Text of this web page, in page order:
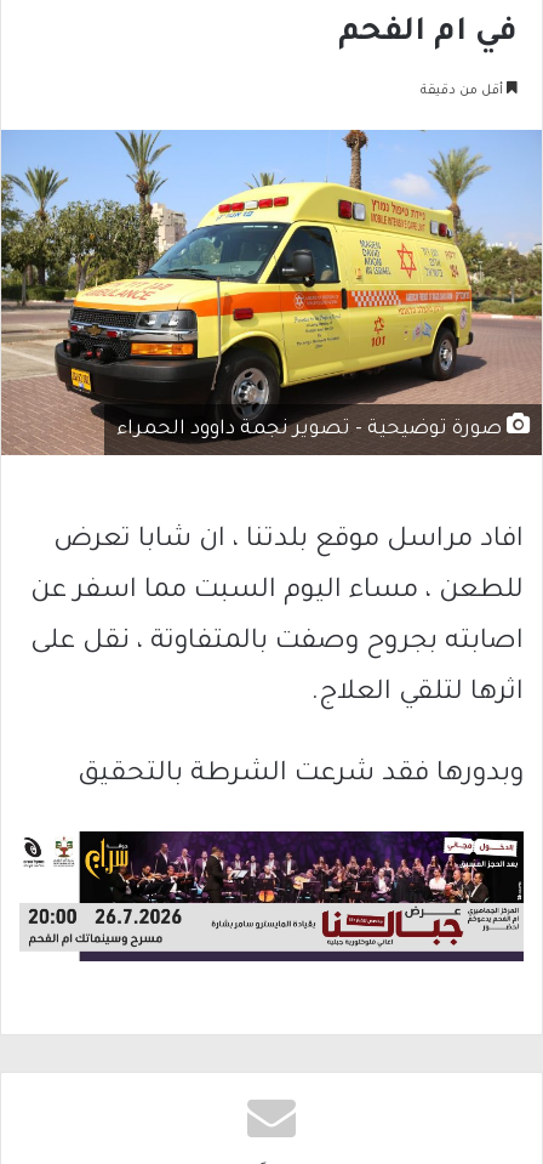
في ام الفحم
أقل من دقيقة
صورة توضيحية - تصوير نجمة داوود الحمراء
افاد مراسل موقع بلدتنا ، ان شابا تعرض
للطعن ، مساء اليوم السبت مما اسفر عن
اصابته بجروح وصفت بالمتفاوتة ، نقل على
اثرها لتلقي العلاج.
وبدورها فقد شرعت الشرطة بالتحقيق